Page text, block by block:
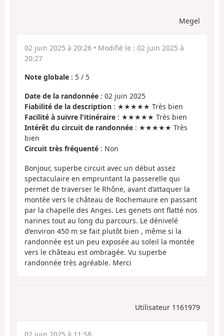
Megel
02 juin 2025 à 20:26 • Modifié le : 02 juin 2025 à
20:27
Note globale : 5 / 5
Date de la randonnée : 02 juin 2025
Fiabilité de la description : ★★★★★ Très bien
Facilité à suivre l'itinéraire : ★★★★★ Très bien
Intérêt du circuit de randonnée : ★★★★★ Très
bien
Circuit très fréquenté : Non
Bonjour, superbe circuit avec un début assez
spectaculaire en empruntant la passerelle qui
permet de traverser le Rhône, avant d’attaquer la
montée vers le château de Rochemaure en passant
par la chapelle des Anges. Les genets ont flatté nos
narines tout au long du parcours. Le dénivelé
d’environ 450 m se fait plutôt bien , même si la
randonnée est un peu exposée au soleil la montée
vers le château est ombragée. Vu superbe
randonnée très agréable. Merci
Utilisateur 1161979